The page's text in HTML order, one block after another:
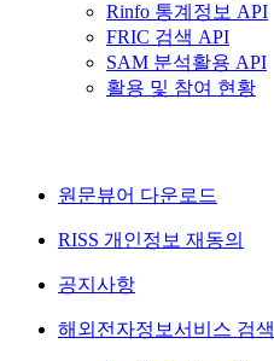
Rinfo 통계정보 API
FRIC 검색 API
SAM 분석활용 API
활용 및 참여 현황
원문뷰어 다운로드
RISS 개인정보 재동의
공지사항
해외전자정보서비스 검색